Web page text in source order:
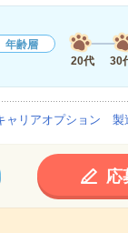
年齢層
20代
30
ャリアオプション 製
応